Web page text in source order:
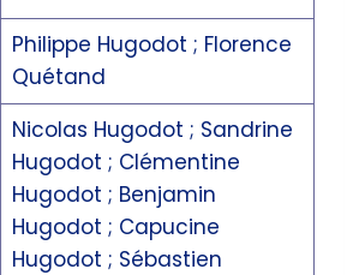
Philippe Hugodot ; Florence
Quétand
Nicolas Hugodot ; Sandrine
Hugodot ; Clémentine
Hugodot ; Benjamin
Hugodot ; Capucine
Hugodot ; Sébastien